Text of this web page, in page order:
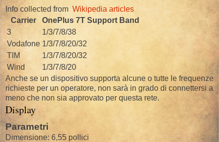
Info collected from Wikipedia articles
Carrier
OnePlus 7T Support Band
3
1/3/7/8/38
Vodafone 1/3/7/8/20/32
TIM
1/3/7/8/20/32
Wind
1/3/7/8/20
Anche se un dispositivo supporta alcune o tutte le frequenze
richieste per un operatore, non sarà in grado di connettersi a
meno che non sia approvato per questa rete.
Display
Parametri
Dimensione: 6,55 pollici